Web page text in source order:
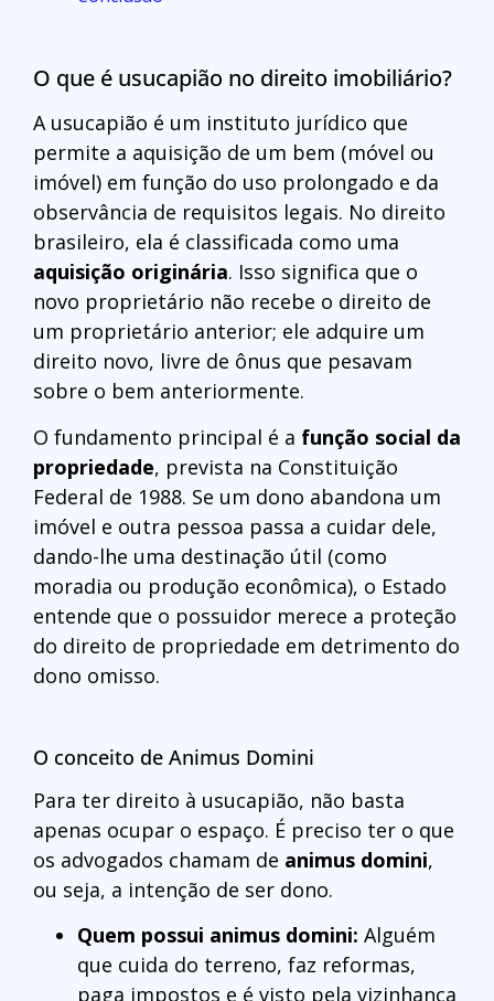
O que é usucapião no direito imobiliário?
A usucapião é um instituto jurídico que
permite a aquisição de um bem (móvel ou
imóvel) em função do uso prolongado e da
observância de requisitos legais. No direito
brasileiro, ela é classificada como uma
aquisição originária. Isso significa que o
novo proprietário não recebe o direito de
um proprietário anterior; ele adquire um
direito novo, livre de ônus que pesavam
sobre o bem anteriormente.
O fundamento principal é a função social da
propriedade, prevista na Constituição
Federal de 1988. Se um dono abandona um
imóvel e outra pessoa passa a cuidar dele,
dando-lhe uma destinação útil (como
moradia ou produção econômica), o Estado
entende que o possuidor merece a proteção
do direito de propriedade em detrimento do
dono omisso.
O conceito de Animus Domini
Para ter direito à usucapião, não basta
apenas ocupar o espaço. É preciso ter o que
os advogados chamam de animus domini,
ou seja, a intenção de ser dono.
Quem possui animus domini: Alguém
que cuida do terreno, faz reformas,
paga impostos e é visto pela vizinhança